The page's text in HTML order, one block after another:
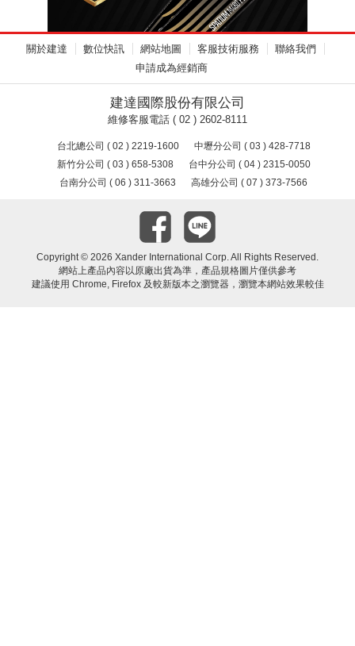
關於建達 數位快訊 網站地圖 客服技術服務
聯絡我們
申請成為經銷商
建達國際股份有限公司
維修客服電話 ( 02 ) 2602-8111
台北總公司 ( 02 ) 2219-1600
中壢分公司 ( 03 ) 428-7718
新竹分公司 ( 03 ) 658-5308
台中分公司 ( 04 ) 2315-0050
台南分公司 ( 06 ) 311-3663
高雄分公司 ( 07 ) 373-7566
Copyright © 2026 Xander International Corp. All Rights Reserved.
網站上產品內容以原廠出貨為準，產品規格圖片僅供參考
建議使用 Chrome, Firefox 及較新版本之瀏覽器，瀏覽本網站效果較佳